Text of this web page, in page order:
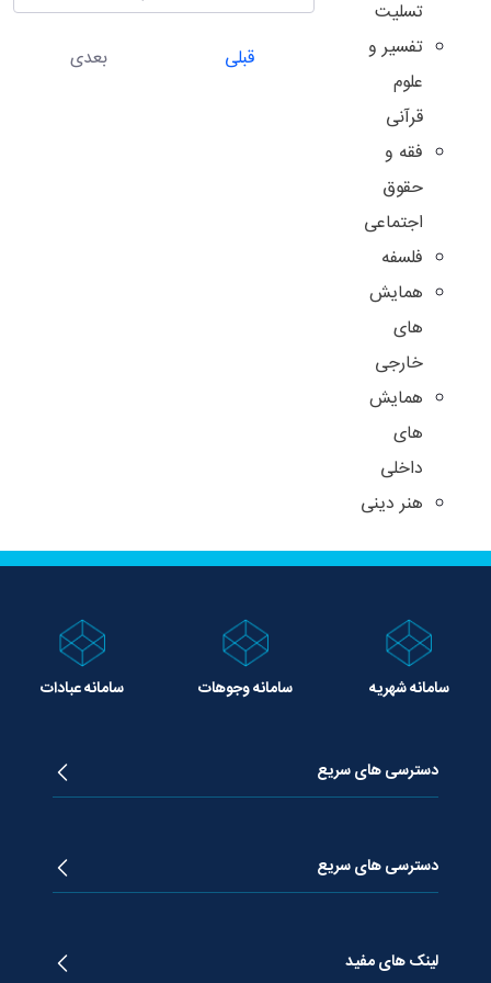
تسلیت
تفسیر و
علوم
قرآنی
فقه و
حقوق
اجتماعی
فلسفه
همایش
های
خارجی
همایش
های
داخلی
هنر دینی
قبلی بعدی
سامانه شهریه سامانه وجوهات سامانه عبادات
دسترسی های سریع
دسترسی های سریع
لینک های مفید